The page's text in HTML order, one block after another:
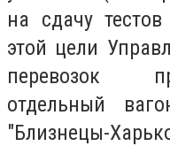
на сдачу
этой цели
перевозок
отдельный
"Близнецы-